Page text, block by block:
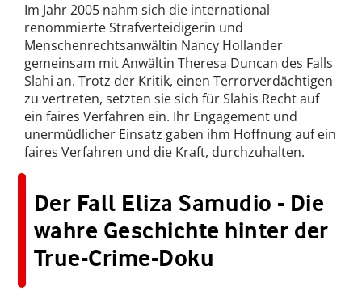
Im Jahr 2005 nahm sich die international
renommierte Strafverteidigerin und
Menschenrechtsanwältin Nancy Hollander
gemeinsam mit Anwältin Theresa Duncan des Falls
Slahi an. Trotz der Kritik, einen Terrorverdächtigen
zu vertreten, setzten sie sich für Slahis Recht auf
ein faires Verfahren ein. Ihr Engagement und
unermüdlicher Einsatz gaben ihm Hoffnung auf ein
faires Verfahren und die Kraft, durchzuhalten.
Der Fall Eliza Samudio - Die
wahre Geschichte hinter der
True-Crime-Doku